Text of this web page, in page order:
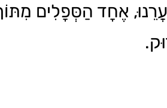
אֶחָד הַסְּפָלִים